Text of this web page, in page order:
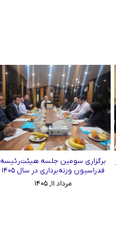
برگزاری سومین جلسه هیئت‌رئیسه
فدراسیون وزنه‌برداری در سال ۱۴۰۵
مرداد ۱۱, ۱۴۰۵